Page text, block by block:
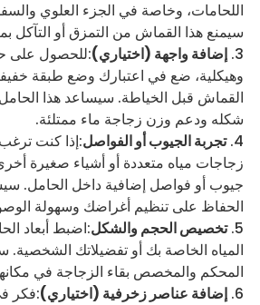
اللحامات، وخاصة في الجزء العلوي
سيمنع هذا القماش من التمزق أو التآكل
إضافة واجهة (اختياري):للحصول على
وهيكلية، ضع في اعتبارك وضع طبقة
القماش قبل الخياطة. سيساعد هذا
شكله ودعم وزن زجاجة ماء ممتلئة.
تجربة الجيوب أو الفواصل:إذا كنت
زجاجات مياه متعددة أو أشياء صغيرة
جيوب أو فواصل إضافية داخل الحامل.
الحفاظ على تنظيم أغراضك وسهولة
تخصيص الحجم والشكل:اضبط أبعاد
المياه الخاصة بك أو تفضيلاتك
المحكم والمخصص بقاء الزجاجة في
إضافة عناصر زخرفية (اختياري):فكر